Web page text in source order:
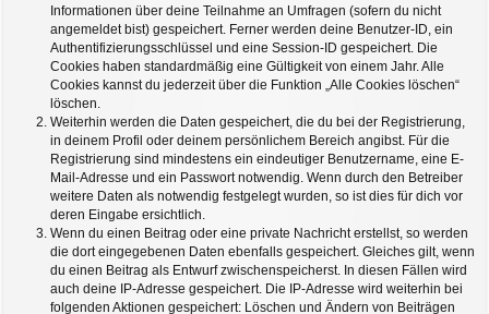
Informationen über deine Teilnahme an Umfragen (sofern du nicht
angemeldet bist) gespeichert. Ferner werden deine Benutzer-ID, ein
Authentifizierungsschlüssel und eine Session-ID gespeichert. Die
Cookies haben standardmäßig eine Gültigkeit von einem Jahr. Alle
Cookies kannst du jederzeit über die Funktion „Alle Cookies löschen“
löschen.
Weiterhin werden die Daten gespeichert, die du bei der Registrierung,
in deinem Profil oder deinem persönlichem Bereich angibst. Für die
Registrierung sind mindestens ein eindeutiger Benutzername, eine E-
Mail-Adresse und ein Passwort notwendig. Wenn durch den Betreiber
weitere Daten als notwendig festgelegt wurden, so ist dies für dich vor
deren Eingabe ersichtlich.
Wenn du einen Beitrag oder eine private Nachricht erstellst, so werden
die dort eingegebenen Daten ebenfalls gespeichert. Gleiches gilt, wenn
du einen Beitrag als Entwurf zwischenspeicherst. In diesen Fällen wird
auch deine IP-Adresse gespeichert. Die IP-Adresse wird weiterhin bei
folgenden Aktionen gespeichert: Löschen und Ändern von Beiträgen